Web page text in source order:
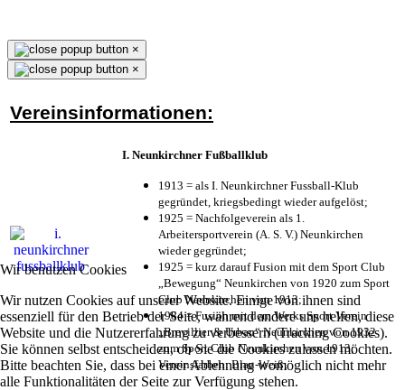
Wir benutzen Cookies
Wir nutzen Cookies auf unserer Website. Einige von ihnen sind
essenziell für den Betrieb der Seite, während andere uns helfen, diese
Website und die Nutzererfahrung zu verbessern (Tracking Cookies).
Sie können selbst entscheiden, ob Sie die Cookies zulassen möchten.
Bitte beachten Sie, dass bei einer Ablehnung womöglich nicht mehr
alle Funktionalitäten der Seite zur Verfügung stehen.
×
×
Vereinsinformationen:
I. Neunkirchner Fußballklub
1913 = als I. Neunkirchner Fussball-Klub
gegründet, kriegsbedingt wieder aufgelöst;
1925 = Nachfolgeverein als 1.
Arbeitersportverein (A. S. V.) Neunkirchen
wieder gegründet;
1925 = kurz darauf Fusion mit dem Sport Club
„Bewegung“ Neunkirchen von 1920 zum Sport
Club Neunkirchen von 1913;
1984 = Fusion mit dem Werks Sport Verein
„Brevillier & Urban“ Neunkirchen von 1932
zum Sport Club Neunkirchen von 1913;
Vereinsfarben: Blau-Weiß;